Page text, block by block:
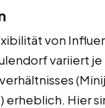
von
variiert je
erheblich. Hier